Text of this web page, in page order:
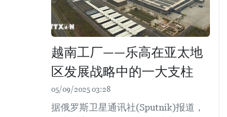
越南工厂——乐高在亚太地
区发展战略中的一大支柱
05/09/2025 03:28
据俄罗斯卫星通讯社(Sputnik)报道，